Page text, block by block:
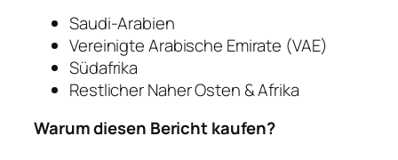
Saudi-Arabien
Vereinigte Arabische Emirate (VAE)
Südafrika
Restlicher Naher Osten & Afrika
Warum diesen Bericht kaufen?